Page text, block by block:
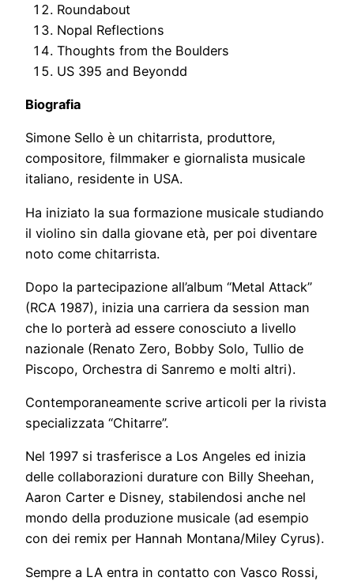
Roundabout
Nopal Reflections
Thoughts from the Boulders
US 395 and Beyondd
Biografia
Simone Sello è un chitarrista, produttore,
compositore, filmmaker e giornalista musicale
italiano, residente in USA.
Ha iniziato la sua formazione musicale studiando
il violino sin dalla giovane età, per poi diventare
noto come chitarrista.
Dopo la partecipazione all’album “Metal Attack”
(RCA 1987), inizia una carriera da session man
che lo porterà ad essere conosciuto a livello
nazionale (Renato Zero, Bobby Solo, Tullio de
Piscopo, Orchestra di Sanremo e molti altri).
Contemporaneamente scrive articoli per la rivista
specializzata “Chitarre”.
Nel 1997 si trasferisce a Los Angeles ed inizia
delle collaborazioni durature con Billy Sheehan,
Aaron Carter e Disney, stabilendosi anche nel
mondo della produzione musicale (ad esempio
con dei remix per Hannah Montana/Miley Cyrus).
Sempre a LA entra in contatto con Vasco Rossi,